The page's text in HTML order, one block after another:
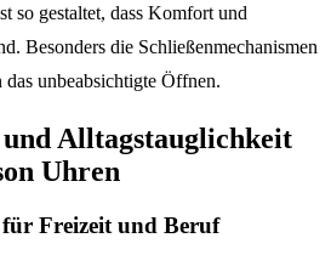
so gestaltet, dass Komfort und
Besonders die Schließenmechanismen
unbeabsichtigte Öffnen.
Alltagstauglichkeit
Uhren
Freizeit und Beruf